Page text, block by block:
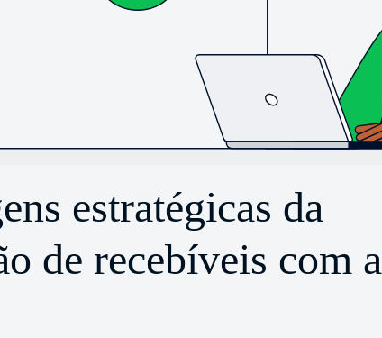
estratégicas da
de recebíveis com a